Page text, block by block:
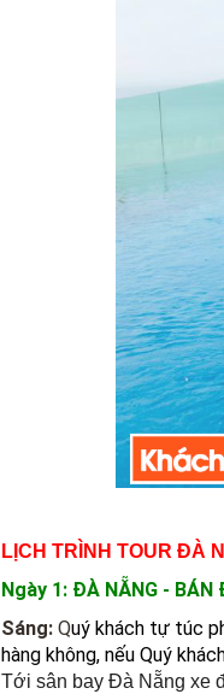
LỊCH TRÌNH TOUR ĐÀ
Ngày 1: ĐÀ NẴNG - BÁN
Sáng: Quý khách tự túc
hàng không, nếu Quý
Tới sân bay Đà Nẵng xe